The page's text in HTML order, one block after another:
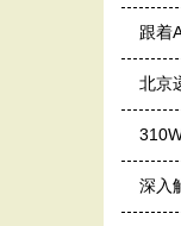
跟着
北京
深入